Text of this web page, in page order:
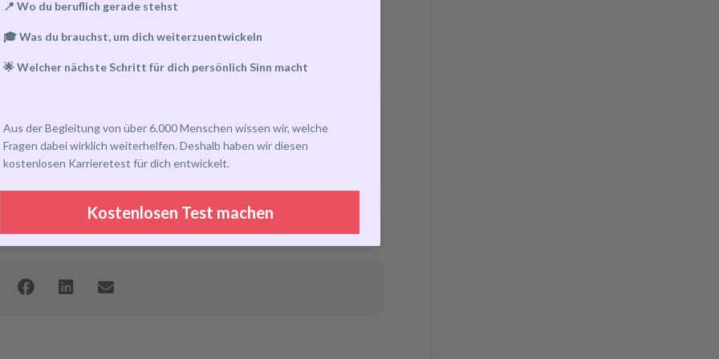
through the basics of biases. Feel free to join us and contribute
to do a bias test up front and talk about this experience. You can
📍 Wo du beruflich gerade stehst
🎓 Was du brauchst, um dich weiterzuentwickeln
🌟 Welcher nächste Schritt für dich persönlich Sinn macht
Aus der Begleitung von über 6.000 Menschen wissen wir, welche
Fragen dabei wirklich weiterhelfen. Deshalb haben wir diesen
kostenlosen Karrieretest für dich entwickelt.
Kostenlosen Test machen